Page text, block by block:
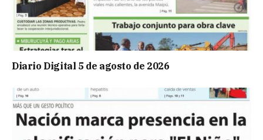
Diario Digital 5 de agosto de 2026